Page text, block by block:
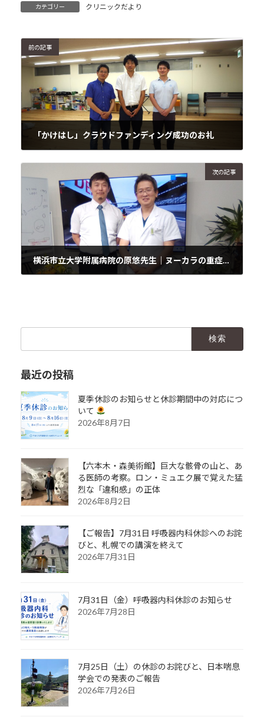
カテゴリー クリニックだより
前の記事
「かけはし」クラウドファンディング成功のお礼
次の記事
横浜市立大学附属病院の原悠先生｜ヌーカラの重症喘息治療における実証
最近の投稿
夏季休診のお知らせと休診期間中の対応につ
いて
2026年8月7日
【六本木・森美術館】巨大な骸骨の山と、あ
る医師の考察。ロン・ミュエク展で覚えた猛
烈な「違和感」の正体
2026年8月2日
【ご報告】7月31日 呼吸器内科休診へのお詫
びと、札幌での講演を終えて
2026年7月31日
7月31日（金）呼吸器内科休診のお知らせ
2026年7月28日
7月25日（土）の休診のお詫びと、日本喘息
学会での発表のご報告
2026年7月26日